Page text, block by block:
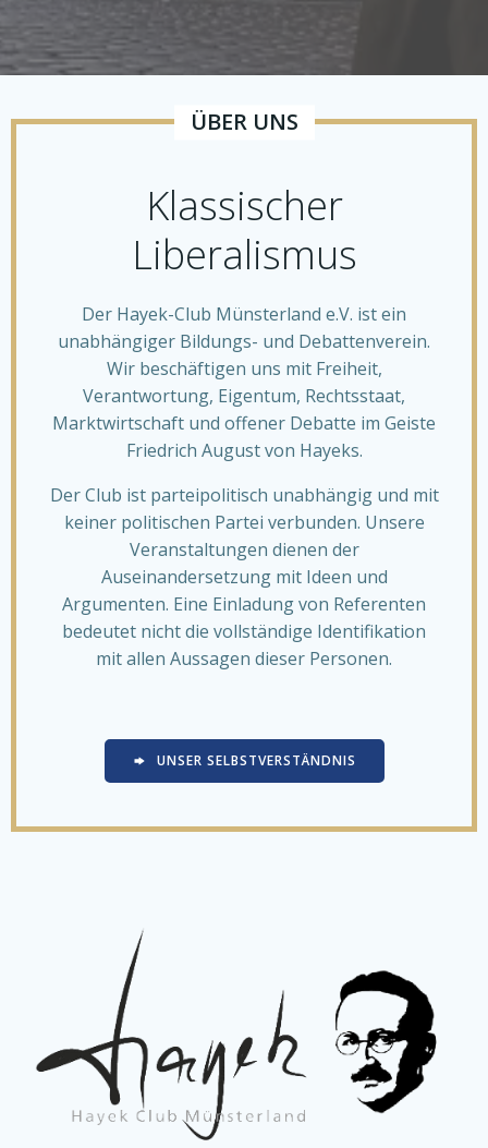
ÜBER UNS
Klassischer
Liberalismus
Der Hayek-Club Münsterland e.V. ist ein
unabhängiger Bildungs- und Debattenverein.
Wir beschäftigen uns mit Freiheit,
Verantwortung, Eigentum, Rechtsstaat,
Marktwirtschaft und offener Debatte im Geiste
Friedrich August von Hayeks.
Der Club ist parteipolitisch unabhängig und mit
keiner politischen Partei verbunden. Unsere
Veranstaltungen dienen der
Auseinandersetzung mit Ideen und
Argumenten. Eine Einladung von Referenten
bedeutet nicht die vollständige Identifikation
mit allen Aussagen dieser Personen.
UNSER SELBSTVERSTÄNDNIS